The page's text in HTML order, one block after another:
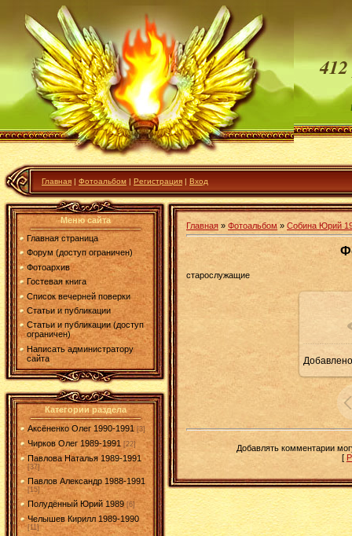
Главная | Фотоальбом | Регистрация | Вход
Меню сайта
Главная страница
Форум (доступ ограничен)
Фотоархив
Гостевая книга
Список вечерней поверки
Статьи и публикации
Статьи и публикации (доступ
ограничен)
Написать администратору
сайта
Категории раздела
Аксёненко Олег 1990-1991 [3]
Чирков Олег 1989-1991 [22]
Павлова Наталья 1989-1991
[37]
Павлов Александр 1988-1991
[15]
Полудённый Юрий 1989 [6]
Челышев Кирилл 1989-1990
[11]
Главная » Фотоальбом» Собина Юрий
старослужащие
Добавлено
Добавлять комментарии
[